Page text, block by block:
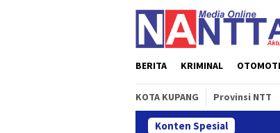
BERITA KRIMINAL
KOTA KUPANG Provinsi NTT
Konten Spesial